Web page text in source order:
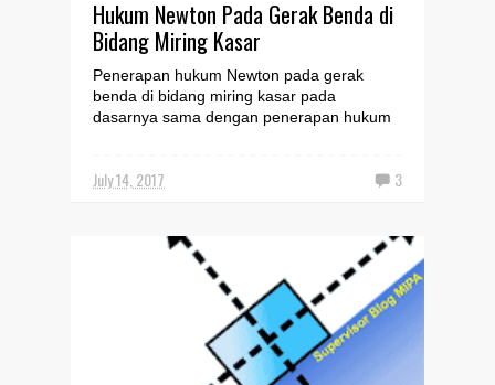
Hukum Newton Pada Gerak Benda di
Bidang Miring Kasar
Penerapan hukum Newton pada gerak
benda di bidang miring kasar pada
dasarnya sama dengan penerapan hukum
July 14, 2017 3